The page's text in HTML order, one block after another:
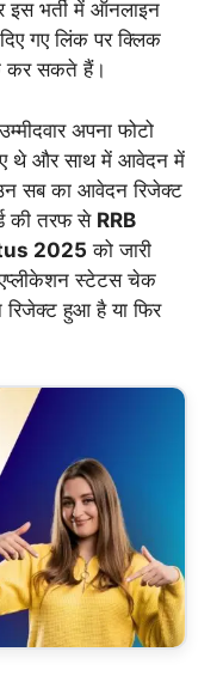
इस भर्ती में ऑनलाइन
गए लिंक पर क्लिक
कर सकते हैं।
अपना फोटो
थे और साथ में आवेदन में
सब का आवेदन रिजेक्ट
की तरफ से RRB
2025 को जारी
एप्लीकेशन स्टेटस चेक
हुआ है या फिर